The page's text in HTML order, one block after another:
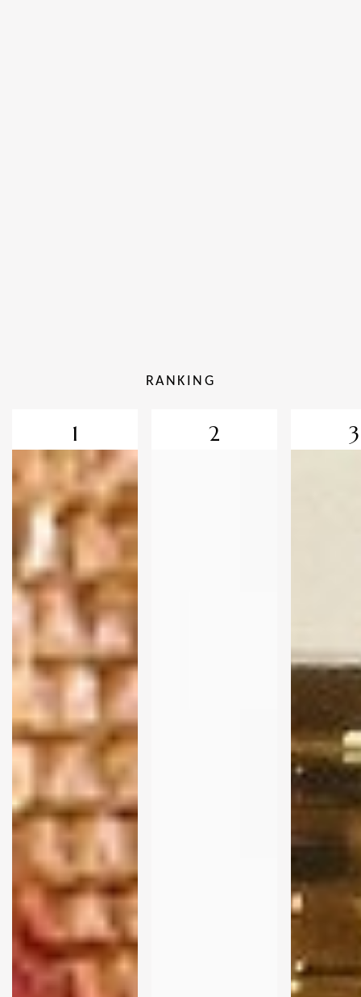
RANKING
1 2 3